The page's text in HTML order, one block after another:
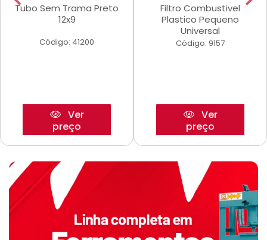
Tubo Sem Trama Preto
12x9
Código: 41200
Ver
preço
Filtro Combustivel
Plastico Pequeno
Universal
Código: 9157
Ver
preço